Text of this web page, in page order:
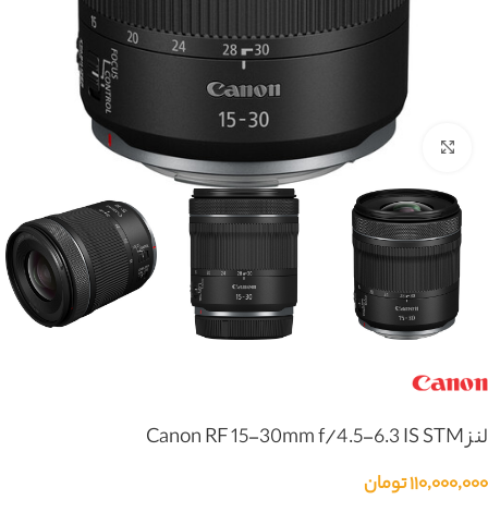
بزرگنمایی تصویر
لنز Canon RF 15-30mm f/4.5-6.3 IS STM
۱۱۰,۰۰۰,۰۰۰تومان